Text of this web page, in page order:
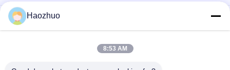
Absorbeur de ferrite haute fréquence pour blindage RF, taille
100*100, pour chambre de blindage RF, chambre anéchoïque
CEM
Absorbeur en ferrite de 6,7 mm d'épaisseur pour chambre
Haozhuo
8:53 AM